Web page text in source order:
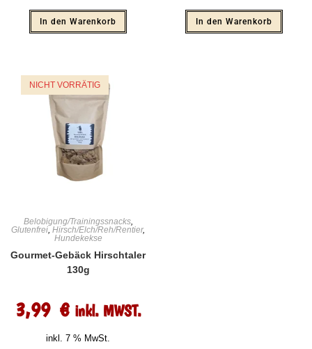
In den Warenkorb In den Warenkorb
NICHT VORRÄTIG
Belobigung/Trainingssnacks,
Glutenfrei, Hirsch/Elch/Reh/Rentier,
Hundekekse
Gourmet-Gebäck Hirschtaler
130g
3,99 € inkl. MWST.
inkl. 7 % MwSt.